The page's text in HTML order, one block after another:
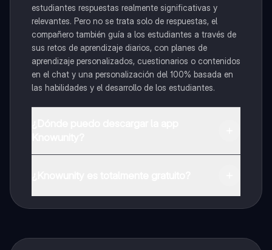
estudiantes respuestas realmente significativas y
relevantes. Pero no se trata solo de respuestas, el
compañero también guía a los estudiantes a través de
sus retos de aprendizaje diarios, con planes de
aprendizaje personalizados, cuestionarios o contenidos
en el chat y una personalización del 100% basada en
las habilidades y el desarrollo de los estudiantes.